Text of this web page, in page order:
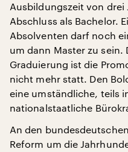
Ausbildungszeit von drei
Abschluss als Bachelor.
Absolventen darf noch
um dann Master zu sein.
Graduierung ist die
nicht mehr statt. Den
eine umständliche, teils
nationalstaatliche
An den
Reform um die